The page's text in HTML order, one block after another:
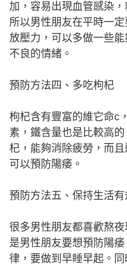
加，容易出現血管感染
所以男性朋友在平時一
放壓力，可以多做一些
不良的情緒。
預防方法四、多吃枸杞
枸杞含有豐富的維它命c
素，鐵含量也是比較高
杞，能夠消除疲勞，而
可以預防陽痿。
預防方法五、保持生活有
很多男性朋友都喜歡熬
是男性朋友要想預防陽
律，要做到早睡早起。